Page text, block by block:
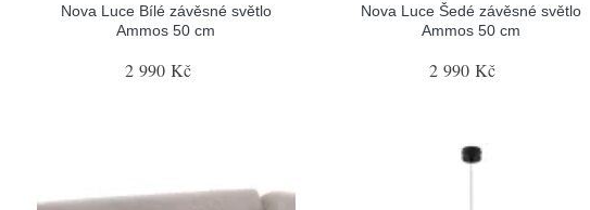
Nova Luce Bílé závěsné světlo
Ammos 50 cm
2 990 Kč
Nova Luce Šedé závěsné světlo
Ammos 50 cm
2 990 Kč